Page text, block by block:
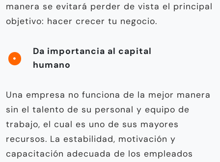
manera se evitará perder de vista el principal
objetivo: hacer crecer tu negocio.
Da importancia al capital
humano
Una empresa no funciona de la mejor manera
sin el talento de su personal y equipo de
trabajo, el cual es uno de sus mayores
recursos. La estabilidad, motivación y
capacitación adecuada de los empleados